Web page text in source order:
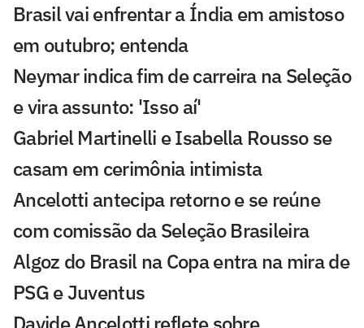
Brasil vai enfrentar a Índia em amistoso
em outubro; entenda
Neymar indica fim de carreira na Seleção
e vira assunto: 'Isso aí'
Gabriel Martinelli e Isabella Rousso se
casam em cerimônia intimista
Ancelotti antecipa retorno e se reúne
com comissão da Seleção Brasileira
Algoz do Brasil na Copa entra na mira de
PSG e Juventus